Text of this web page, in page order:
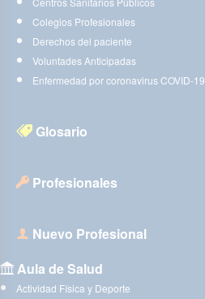
Colegios Profesionales
Derechos del paciente
Voluntades Anticipadas
Enfermedad por coronavirus COVID-19
Glosario
Profesionales
Nuevo Profesional
Aula de Salud
Actividad Física y Deporte